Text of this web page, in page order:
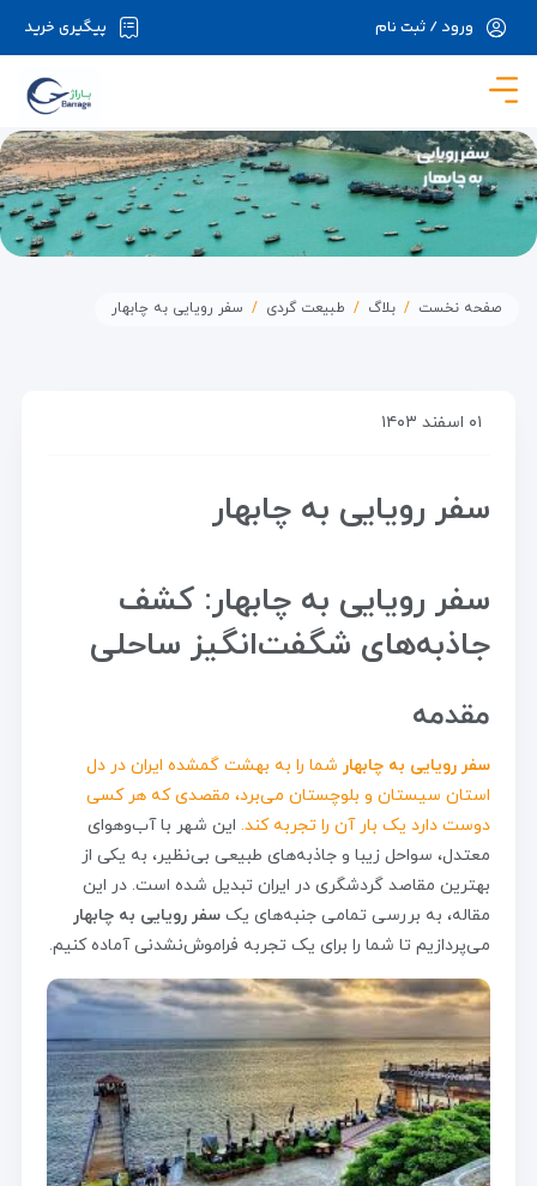
در حال حاضر ارتباط با سرور قطع می باشد لطفا
پیگیری خرید ورود / ثبت نام
صفحه نخست بلاگ طبیعت گردی سفر رویایی به چابهار
۰۱ اسفند ۱۴۰۳
سفر رویایی به چابهار
سفر رویایی به چابهار: کشف
جاذبه‌های شگفت‌انگیز ساحلی
مقدمه
سفر رویایی به چابهار شما را به بهشت گمشده ایران در دل
استان سیستان و بلوچستان می‌برد، مقصدی که هر کسی
دوست دارد یک بار آن را تجربه کند. این شهر با آب‌وهوای
معتدل، سواحل زیبا و جاذبه‌های طبیعی بی‌نظیر، به یکی از
بهترین مقاصد گردشگری در ایران تبدیل شده است. در این
مقاله، به بررسی تمامی جنبه‌های یک سفر رویایی به چابهار
می‌پردازیم تا شما را برای یک تجربه فراموش‌نشدنی آماده کنیم.